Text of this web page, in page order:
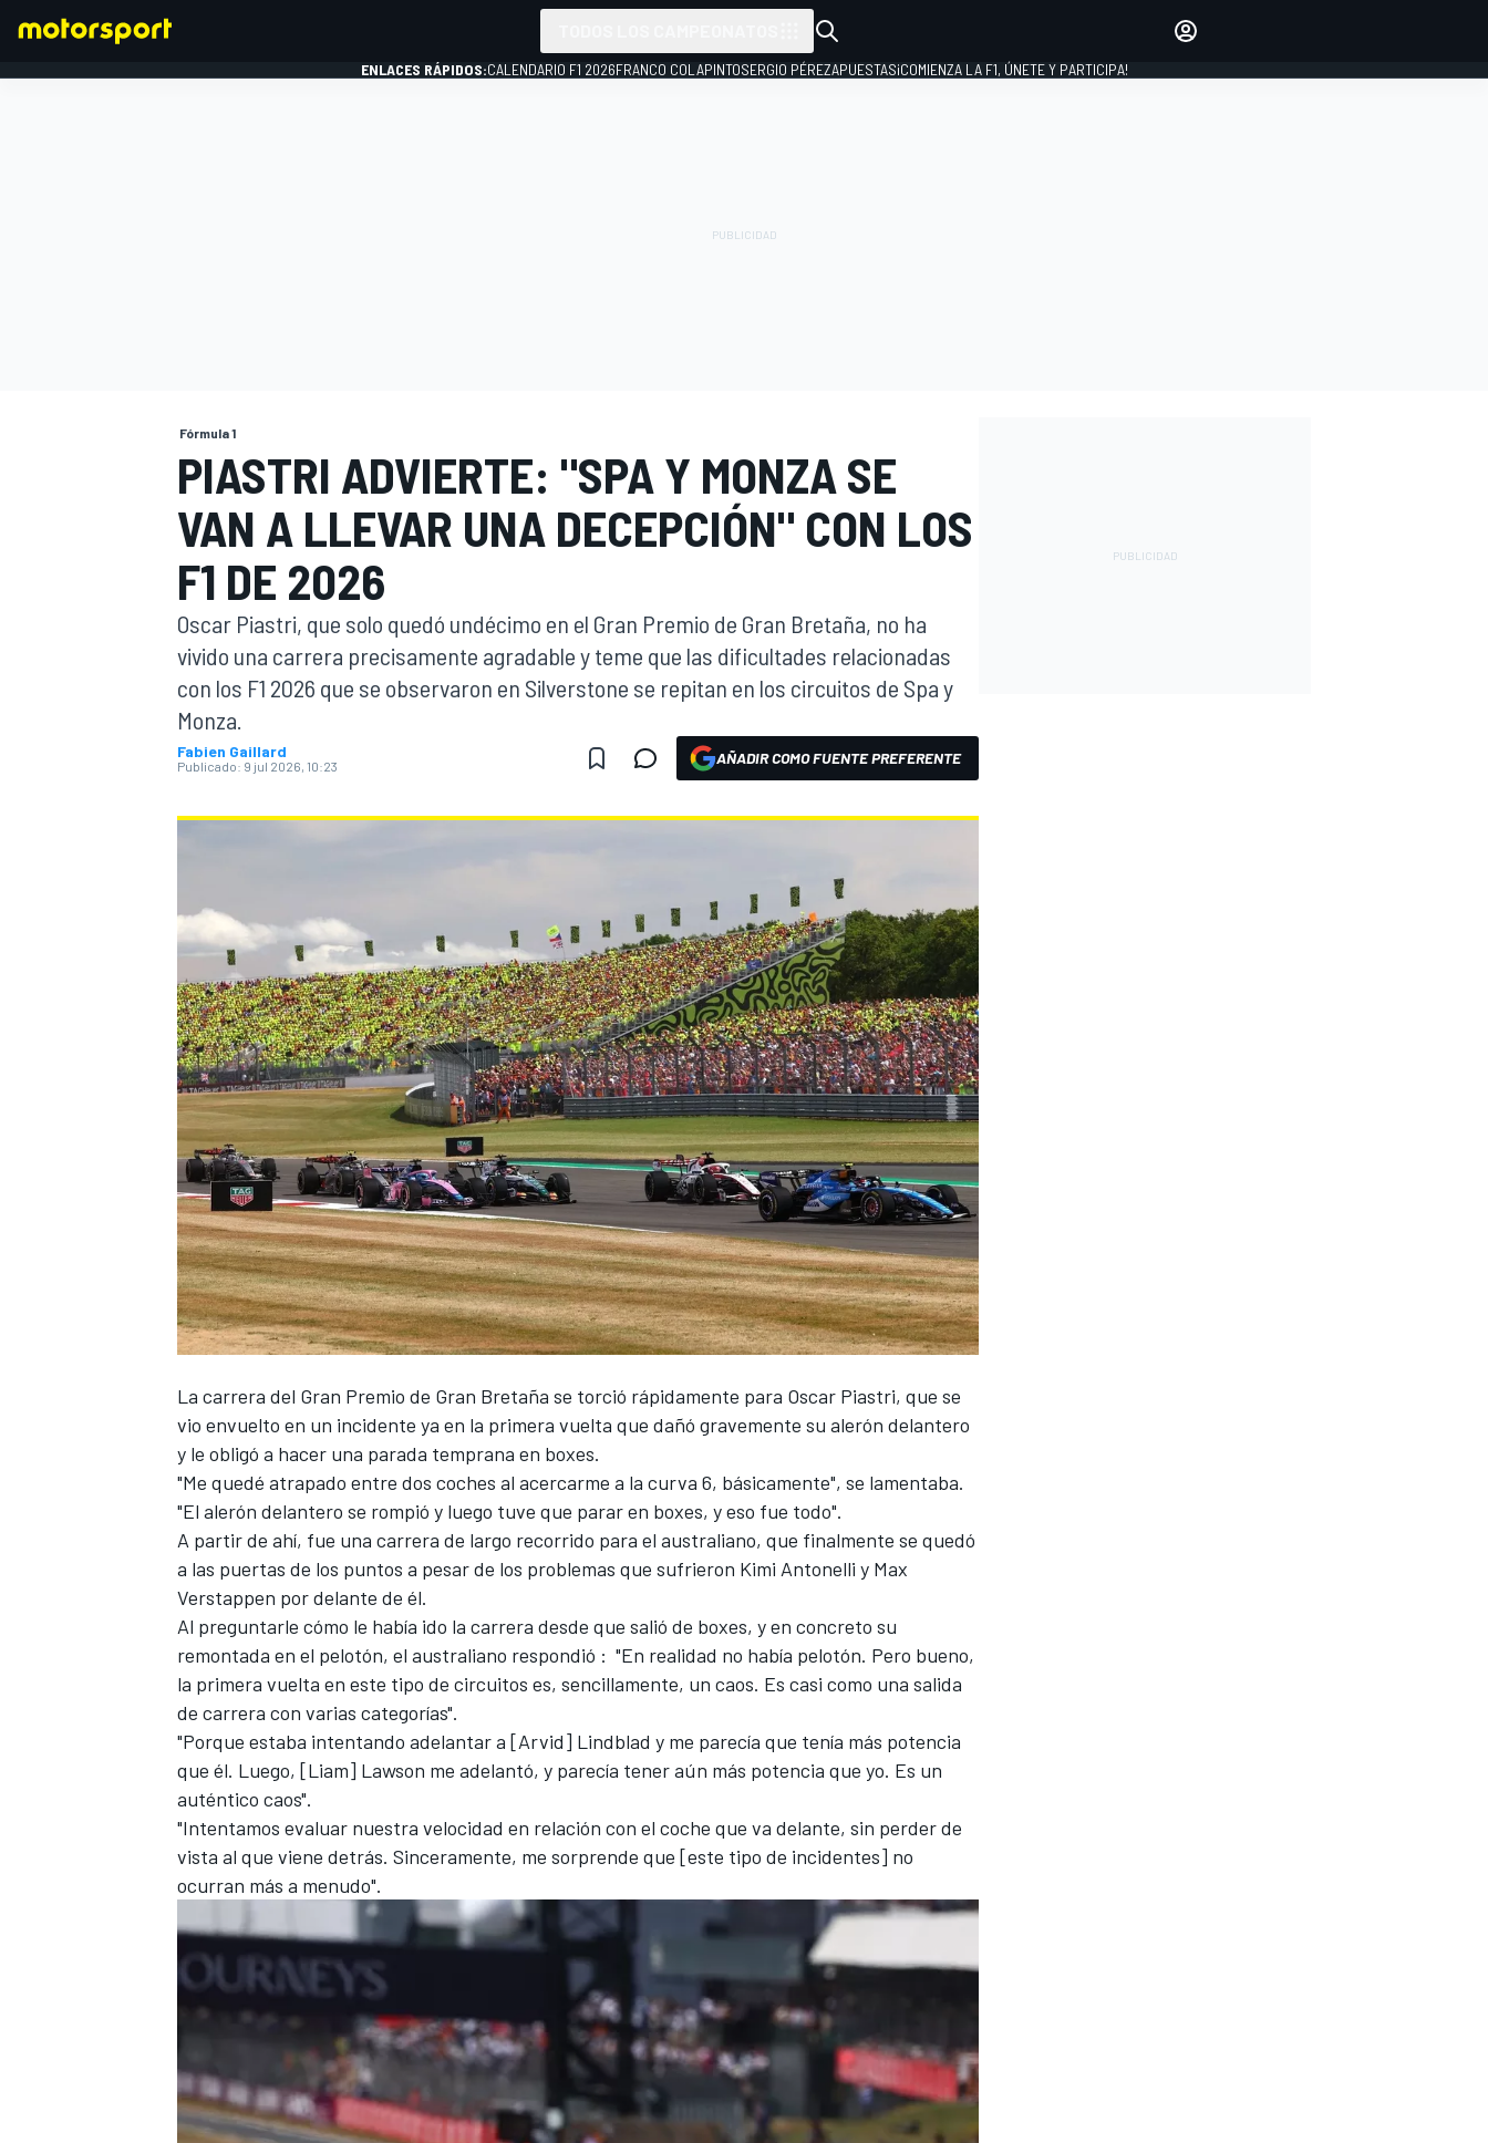
INDYCAR
NASCAR CUP
FÓRMULA E
WRC
INICIAR SESIÓN
ENLACES RÁPIDOS:CALENDARIO F1 2026FRANCO COLAPINTOSERGIO PÉREZAPUESTAS¡COMIENZA LA F1, ÚNETE Y PARTICIPA!
Fórmula 1
PIASTRI ADVIERTE: "SPA Y MONZA SE
VAN A LLEVAR UNA DECEPCIÓN" CON LOS
F1 DE 2026
Oscar Piastri, que solo quedó undécimo en el Gran Premio de Gran Bretaña, no ha
vivido una carrera precisamente agradable y teme que las dificultades relacionadas
con los F1 2026 que se observaron en Silverstone se repitan en los circuitos de Spa y
Monza.
Fabien Gaillard
Publicado: 9 jul 2026, 10:23 AÑADIR COMO FUENTE PREFERENTE
La carrera del Gran Premio de Gran Bretaña se torció rápidamente para Oscar Piastri, que se
vio envuelto en un incidente ya en la primera vuelta que dañó gravemente su alerón delantero
y le obligó a hacer una parada temprana en boxes.
"Me quedé atrapado entre dos coches al acercarme a la curva 6, básicamente", se lamentaba.
"El alerón delantero se rompió y luego tuve que parar en boxes, y eso fue todo".
A partir de ahí, fue una carrera de largo recorrido para el australiano, que finalmente se quedó
a las puertas de los puntos a pesar de los problemas que sufrieron Kimi Antonelli y Max
Verstappen por delante de él.
Al preguntarle cómo le había ido la carrera desde que salió de boxes, y en concreto su
remontada en el pelotón, el australiano respondió : "En realidad no había pelotón. Pero bueno,
la primera vuelta en este tipo de circuitos es, sencillamente, un caos. Es casi como una salida
de carrera con varias categorías".
"Porque estaba intentando adelantar a [Arvid] Lindblad y me parecía que tenía más potencia
que él. Luego, [Liam] Lawson me adelantó, y parecía tener aún más potencia que yo. Es un
auténtico caos".
"Intentamos evaluar nuestra velocidad en relación con el coche que va delante, sin perder de
vista al que viene detrás. Sinceramente, me sorprende que [este tipo de incidentes] no
ocurran más a menudo".